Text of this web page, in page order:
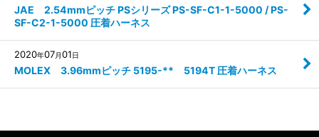
JAE 2.54mmピッチ PSシリーズ PS-SF-C1-1-5000 / PS-
SF-C2-1-5000 圧着ハーネス
2020年07月01日
MOLEX 3.96mmピッチ 5195-** 5194T 圧着ハーネス